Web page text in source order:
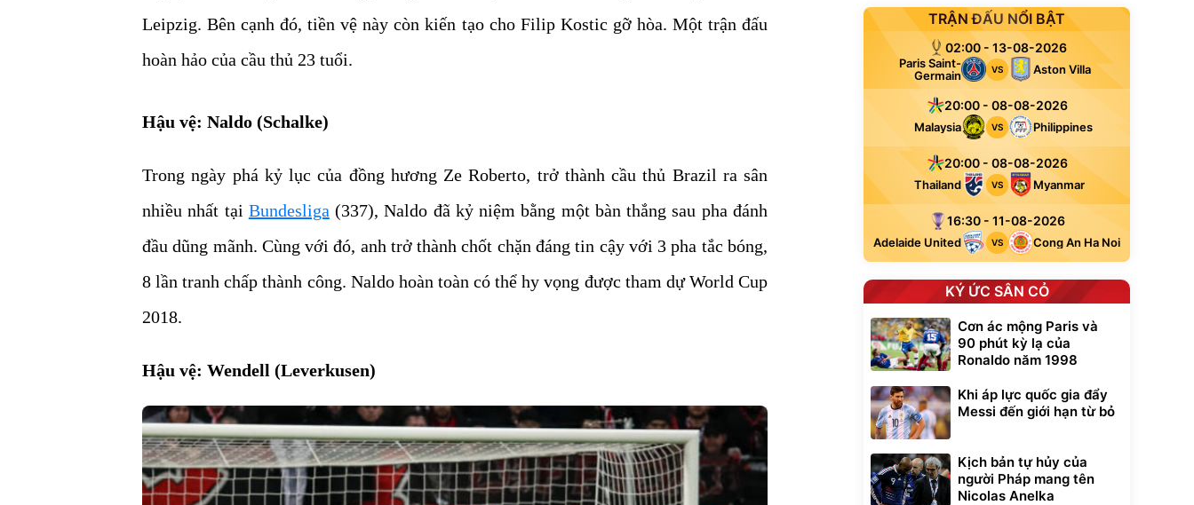
Leipzig. Bên cạnh đó, tiền vệ này còn kiến tạo cho Filip Kostic gỡ hòa. Một trận đấu
hoàn hảo của cầu thủ 23 tuổi.
Hậu vệ: Naldo (Schalke)
Trong ngày phá kỷ lục của đồng hương Ze Roberto, trở thành cầu thủ Brazil ra sân
nhiều nhất tại Bundesliga (337), Naldo đã kỷ niệm bằng một bàn thắng sau pha đánh
đầu dũng mãnh. Cùng với đó, anh trở thành chốt chặn đáng tin cậy với 3 pha tắc bóng,
8 lần tranh chấp thành công. Naldo hoàn toàn có thể hy vọng được tham dự World Cup
2018.
Hậu vệ: Wendell (Leverkusen)
TRẬN ĐẤU NỔI BẬT
02:00 - 13-08-2026
Paris Saint-
Germain
VS Aston Villa
20:00 - 08-08-2026
Malaysia VS Philippines
20:00 - 08-08-2026
Thailand VS Myanmar
16:30 - 11-08-2026
Adelaide United VS Cong An Ha Noi
KÝ ỨC SÂN CỎ
Cơn ác mộng Paris và
90 phút kỳ lạ của
Ronaldo năm 1998
Khi áp lực quốc gia đẩy
Messi đến giới hạn từ bỏ
Kịch bản tự hủy của
người Pháp mang tên
Nicolas Anelka